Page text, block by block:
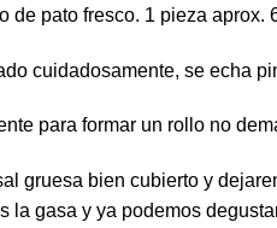
de pato fresco. 1 pieza aprox.
cuidadosamente, se echa
para formar un rollo no
gruesa bien cubierto y
la gasa y ya podemos